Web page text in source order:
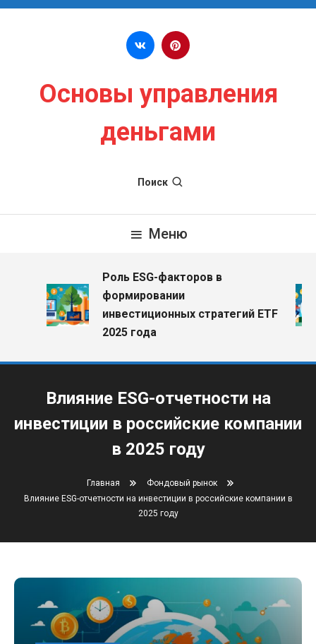
Перейти к содержимому
Основы управления
деньгами
Поиск
Меню
Роль ESG-факторов в
формировании
инвестиционных стратегий ETF
2025 года
Влияние ESG-отчетности на
инвестиции в российские компании
в 2025 году
Главная
Фондовый рынок
Влияние ESG-отчетности на инвестиции в российские компании в
2025 году